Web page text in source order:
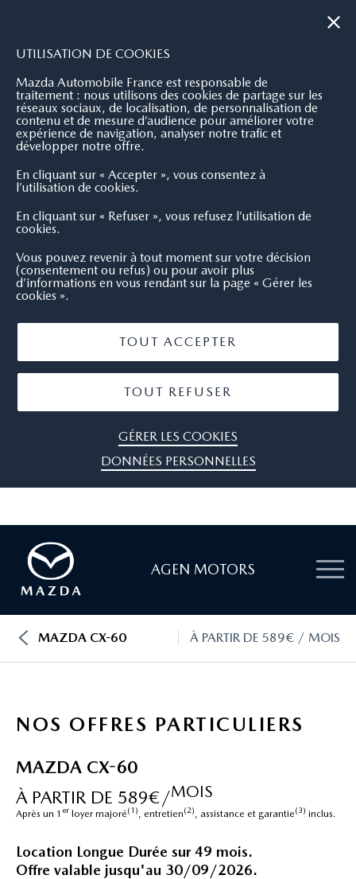
UTILISATION DE COOKIES
Mazda Automobile France est responsable de
traitement : nous utilisons des cookies de partage sur les
réseaux sociaux, de localisation, de personnalisation de
contenu et de mesure d’audience pour améliorer votre
expérience de navigation, analyser notre trafic et
développer notre offre.
En cliquant sur « Accepter », vous consentez à
l’utilisation de cookies.
En cliquant sur « Refuser », vous refusez l’utilisation de
cookies.
Vous pouvez revenir à tout moment sur votre décision
(consentement ou refus) ou pour avoir plus
d’informations en vous rendant sur la page « Gérer les
cookies ».
TOUT ACCEPTER
TOUT REFUSER
GÉRER LES COOKIES
DONNÉES PERSONNELLES
AGEN MOTORS
MAZDA CX-60 À PARTIR DE 589€ / MOIS
NOS OFFRES PARTICULIERS
MAZDA CX-60
À PARTIR DE 589€/MOIS
Après un 1 er loyer majoré(1), entretien(2), assistance et garantie(3) inclus.
Location Longue Durée sur 49 mois.
Offre valable jusqu'au 30/09/2026.